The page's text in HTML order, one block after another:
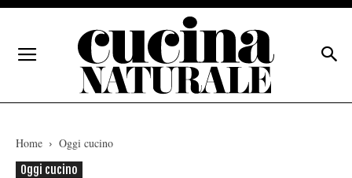
Home
Oggi cucino
Oggi cucino